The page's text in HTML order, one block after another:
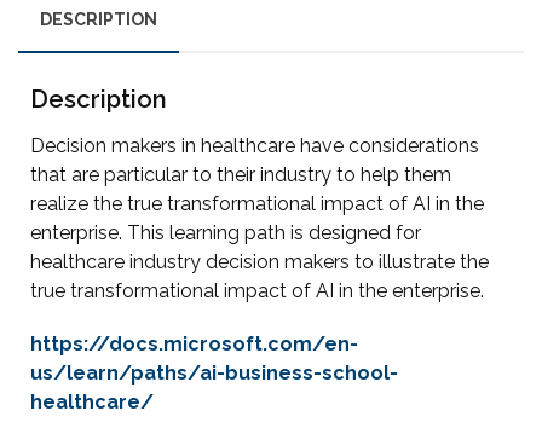
DESCRIPTION
Description
Decision makers in healthcare have considerations
that are particular to their industry to help them
realize the true transformational impact of AI in the
enterprise. This learning path is designed for
healthcare industry decision makers to illustrate the
true transformational impact of AI in the enterprise.
https://docs.microsoft.com/en-
us/learn/paths/ai-business-school-
healthcare/